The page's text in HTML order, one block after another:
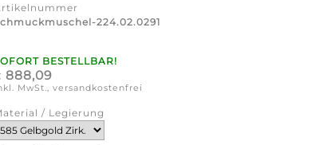
224.02.0291
BESTELLBAR!
888,09
MwSt., versandkostenfrei
/ Legierung